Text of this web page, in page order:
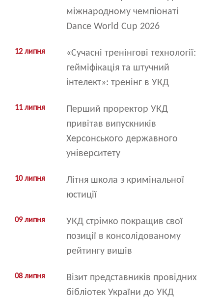
міжнародному чемпіонаті
Dance World Cup 2026
12 липня
«Сучасні тренінгові технології:
гейміфікація та штучний
інтелект»: тренінг в УКД
11 липня
Перший проректор УКД
привітав випускників
Херсонського державного
університету
10 липня
Літня школа з кримінальної
юстиції
09 липня
УКД стрімко покращив свої
позиції в консолідованому
рейтингу вишів
08 липня
Візит представників провідних
бібліотек України до УКД